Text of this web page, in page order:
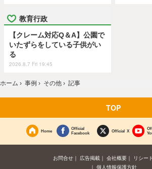
教育行政
【クレーム対応Q＆A】公園で
いたずらをしている子供がい
る
2026.8.7 Fri 19:45
ホーム › 事例 › その他 › 記事
TOP
Home
Official
Facebook
Official X
お問合せ 広告掲載 会社概要
リシー
個人情報保護方針